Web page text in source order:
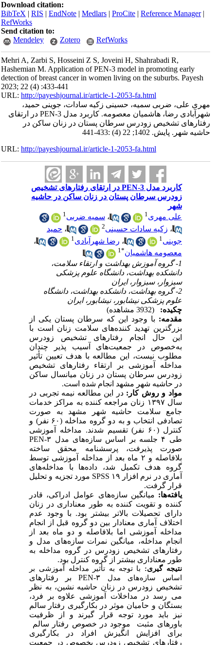
Download citation:
BibTeX|RIS|EndNote|Medlars|ProCite|Reference Manager
RefWorks
Send citation to:
Mendeley
Zotero RefWorks
Mehri A, Zarbi S, Hosseini Z S, Joveini H, Shahrabadi R,
Hashemian M. Application of PEN-3 model in promoting early
detection of breast cancer in women living on the suburbs. Payesh
2023; 22 (4) :433-441
URL:http://payeshjournal.ir/article-1-2053-fa.html
مهری علی، ضربی سمیه، حسینی زکیه سادات، جوینی حمید،
شهرآبادی رضا، هاشمیان معصومه. کاربرد مدل PEN-3 در ارتقای
رفتارهای تشخیص زودرس سرطان پستان در زنان ساکن در
حاشیه شهر. پایش. 1402; 22 (4) :433-441
URL:http://payeshjournal.ir/article-1-2053-fa.html
کاربرد مدل PEN-3 در ارتقای رفتارهای تشخیص
زودرس سرطان پستان در زنان ساکن در حاشیه
شهر
علی مهری1 ،سمیه ضربی
،زکیه سادات حسینی ،حمید
جوینی
،رضا شهرآبادی
،
معصومه هاشمیان *
1
1- گروه آموزش بهداشت و ارتقاء سلامت،
دانشکده بهداشت، دانشگاه علوم پزشکی
سبزوار، سبزوار، ایران
2- گروه بهداشت، دانشکده بهداشت، دانشگاه
علوم پزشکی نیشابور، نیشابور، ایران
چکیده:
مقدمه:با وجود این که سرطان پستان یکی از
بزرگترین تهدید کننده‌های سلامت زنان است با
این حال انجام رفتارهای تشخیص زودرس
به‌خصوص در جمعیت‌های آسیب پذیر چندان
مطلوب نیست، این مطالعه با هدف تعیین تأثیر
مداخله آموزشی بر ارتقاء رفتارهای تشخیص
زودرس سرطان پستان در زنان میانسال ساکن
در حاشیه شهر مشهد انجام شده است.
مواد و روش کار:در این مطالعه نیمه تجربی در
سال ۱۳۹۷ زنان مراجعه کننده به مراکز خدمات
جامع سلامت حاشیه شهر مشهد به صورت
تصادفی انتخاب و به دو گروه مداخله (۶۰ نفر) و
کنترل (۶۰ نفر) تقسیم شدند. مداخله آموزشی
طی ۴ جلسه بر اساس سازه‌های مدل PEN-۳
صورت پذیرفت، پرسشنامه محقق ساخته
بلافاصله و ۲ ماه بعد از مداخله آموزشی توسط
گروه هدف تکمیل شد، داده‌ها با مداخله‌های
آماری در نرم افزار SPSS ۱۹ مورد تجزیه و تحلیل
قرار گرفت.
یافته‌ها:میانگین سازه‌های عوامل ادراکی، قادر
کننده و تقویت کننده به طور معناداری در زنان
دارای تحصیلات بالاتر بیشتر بود. با وجود عدم
اختلاف آماری معنادار بین دو گروه قبل از انجام
مداخله آموزشی اما بلافاصله و دو ماه بعد از
انجام مداخله، میانگین نمرات سازه‌های مدل و
رفتارهای تشخیص زودرس در گروه مداخله به
طور معناداری بیشتر از گروه کنترل بود.
نتیجه گیری: با توجه به تأثیر مداخله آموزشی بر
اساس سازه‌های مدل
PEN-۳ بر رفتارهای
تشخیص زودرس در زنان حاشیه نشین، به نظر
می رسد در مداخلات آموزشی علاوه بر فرد،
بستگان و حامیان موثر در بکارگیری رفتار سالم
نیز باید مورد توجه قرار گیرند و از ظرفیت
باورهای مثبت موجود در خصوص رفتار سالم
برای افزایش انگیزش افراد در بکارگیری
رفتارهای تشخیص زودرس بخصوص در جمعیت